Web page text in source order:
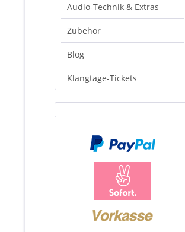
Audio-Technik & Extras
Zubehör
Blog
Klangtage-Tickets